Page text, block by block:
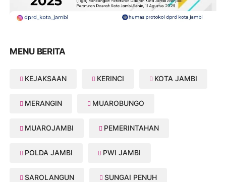
MENU BERITA
KEJAKSAAN KERINCI KOTA JAMBI
MERANGIN MUAROBUNGO
MUAROJAMBI PEMERINTAHAN
POLDA JAMBI PWI JAMBI
SAROLANGUN SUNGAI PENUH